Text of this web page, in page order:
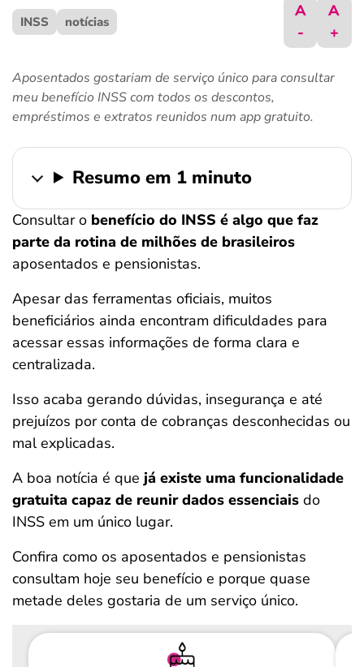
INSS notícias
A
-
A
+
Aposentados gostariam de serviço único para consultar
meu benefício INSS com todos os descontos,
empréstimos e extratos reunidos num app gratuito.
Resumo em 1 minuto
Consultar o benefício do INSS é algo que faz
parte da rotina de milhões de brasileiros
aposentados e pensionistas.
Apesar das ferramentas oficiais, muitos
beneficiários ainda encontram dificuldades para
acessar essas informações de forma clara e
centralizada.
Isso acaba gerando dúvidas, insegurança e até
prejuízos por conta de cobranças desconhecidas ou
mal explicadas.
A boa notícia é que já existe uma funcionalidade
gratuita capaz de reunir dados essenciais do
INSS em um único lugar.
Confira como os aposentados e pensionistas
consultam hoje seu benefício e porque quase
metade deles gostaria de um serviço único.